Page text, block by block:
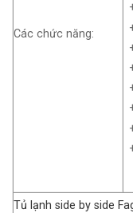
Các chức năng:
Tủ lạnh side by side